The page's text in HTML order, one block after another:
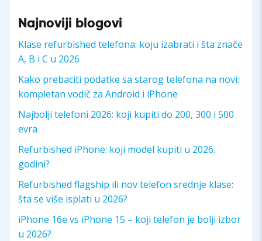
Najnoviji blogovi
Klase refurbished telefona: koju izabrati i šta znače
A, B i C u 2026
Kako prebaciti podatke sa starog telefona na novi:
kompletan vodič za Android i iPhone
Najbolji telefoni 2026: koji kupiti do 200, 300 i 500
evra
Refurbished iPhone: koji model kupiti u 2026.
godini?
Refurbished flagship ili nov telefon srednje klase:
šta se više isplati u 2026?
iPhone 16e vs iPhone 15 – koji telefon je bolji izbor
u 2026?